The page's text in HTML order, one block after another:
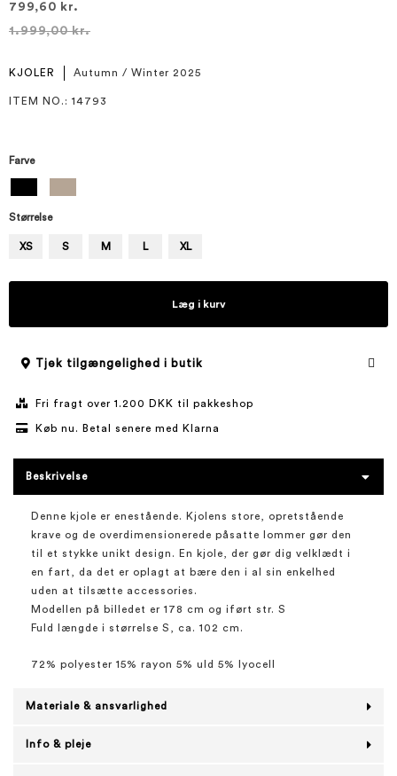
799,60 kr.
1.999,00 kr.
KJOLER Autumn / Winter 2025
ITEM NO. : 14793
Farve
Størrelse
XS S M L XL
Læg i kurv
Tjek tilgængelighed i butik
Fri fragt over 1.200 DKK til pakkeshop
Køb nu. Betal senere med Klarna
Beskrivelse
Denne kjole er enestående. Kjolens store, opretstående
krave og de overdimensionerede påsatte lommer gør den
til et stykke unikt design. En kjole, der gør dig velklædt i
en fart, da det er oplagt at bære den i al sin enkelhed
uden at tilsætte accessories.
Modellen på billedet er 178 cm og iført str. S
Fuld længde i størrelse S, ca. 102 cm.
72% polyester 15% rayon 5% uld 5% lyocell
Materiale & ansvarlighed
Info & pleje